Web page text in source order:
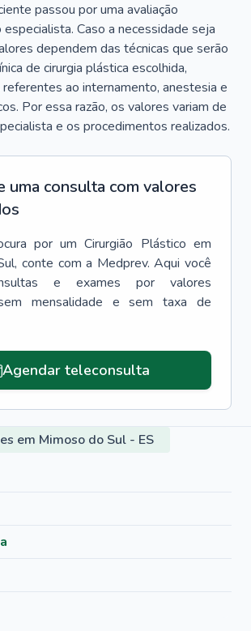
passou por uma avaliação
Caso a necessidade seja
dependem das técnicas que serão
de cirurgia plástica escolhida,
ao internamento, anestesia e
Por essa razão, os valores variam de
e os procedimentos realizados.
uma consulta com valores
por um Cirurgião Plástico em
, conte com a Medprev. Aqui você
e exames por valores
mensalidade e sem taxa de
Agendar teleconsulta
em Mimoso do Sul - ES